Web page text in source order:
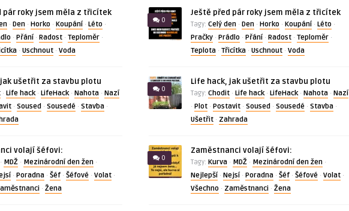
pár roky jsem měla z třicítek
· Den · Horko · Koupání· Léto ·
· Přání· Radost · Teploměr ·
· Uschnout · Voda
ušetřit za stavbu plotu
· Life hack· LifeHack· Nahota · Nazí
· Soused · Sousedé · Stavba ·
volají šéfovi:
· MDŽ · Mezinárodní den žen ·
· Poradna · Šéf · Šéfové · Volat ·
· Žena
0
Ještě před pár roky jsem měla z třicítek
Tagy: Celý den· Den· Horko· Koupání· Léto·
Pračky· Prádlo· Přání· Radost· Teploměr·
Teplota· Třicítka· Uschnout· Voda
0
Life hack, jak ušetřit za stavbu plotu
Tagy: Chodit· Life hack· LifeHack· Nahota· Nazí
· Plot· Postavit· Soused · Sousedé· Stavba·
Ušetřit· Zahrada
0
Zaměstnanci volají šéfovi:
Tagy: Kurva· MDŽ· Mezinárodní den žen·
Nejlepší· Nejsí· Poradna· Šéf· Šéfové· Volat·
Všechno· Zaměstnanci· Žena